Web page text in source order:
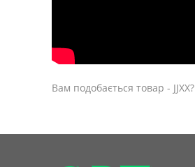
Вам подобається товар - JJXX?